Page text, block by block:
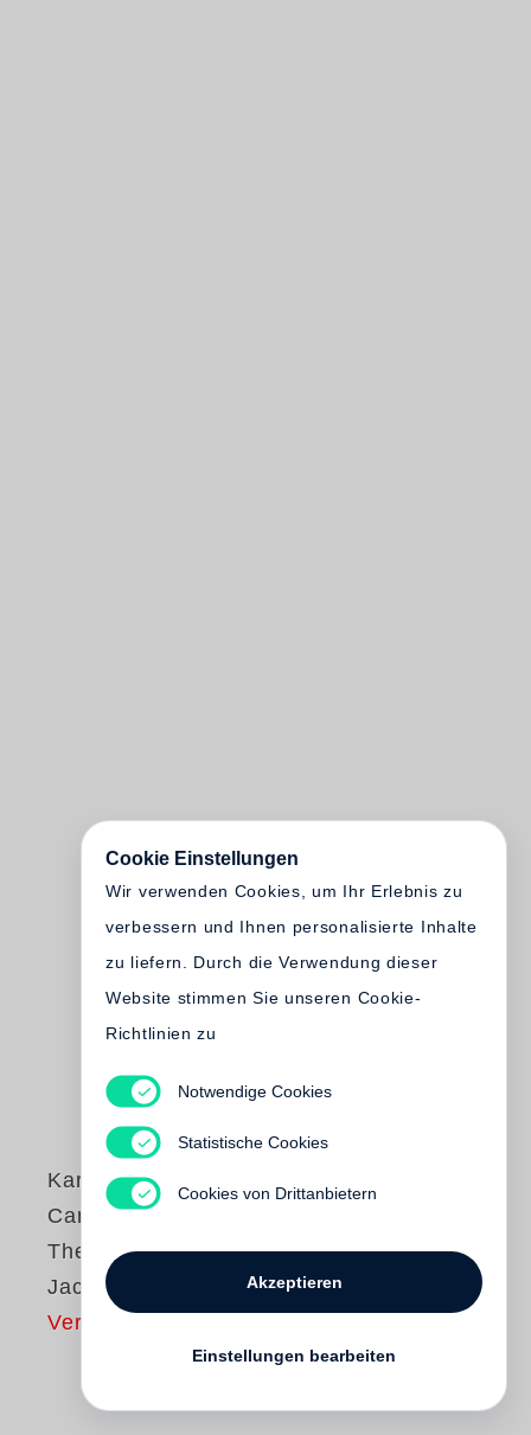
Karl Lagerfeld
Carine Roitfeld
The Little Black
Jacket
Vergriffen
Cookie Einstellungen
Wir verwenden Cookies, um Ihr Erlebnis zu
verbessern und Ihnen personalisierte Inhalte
zu liefern. Durch die Verwendung dieser
Website stimmen Sie unseren Cookie-
Richtlinien zu
Notwendige Cookies
Statistische Cookies
Cookies von Drittanbietern
Akzeptieren
Einstellungen bearbeiten